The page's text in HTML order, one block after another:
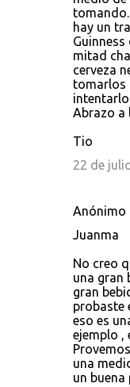
tomando.
hay un
mitad
cerveza
tomarlos
Abrazo a
Tio
22 de
Juanma
No creo
una gran
gran
probaste
eso es
ejemplo ,
una
un buena